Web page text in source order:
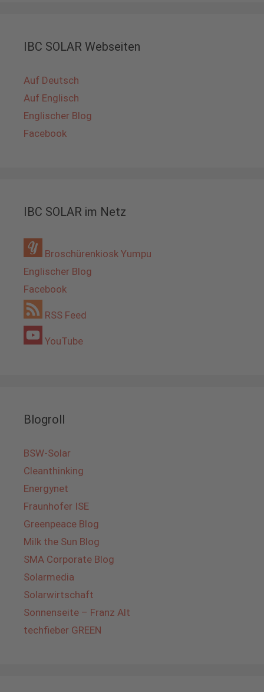
IBC SOLAR Webseiten
Auf Deutsch
Auf Englisch
Englischer Blog
Facebook
IBC SOLAR im Netz
Broschürenkiosk Yumpu
Englischer Blog
Facebook
RSS Feed
YouTube
Blogroll
BSW-Solar
Cleanthinking
Energynet
Fraunhofer ISE
Greenpeace Blog
Milk the Sun Blog
SMA Corporate Blog
Solarmedia
Solarwirtschaft
Sonnenseite – Franz Alt
techfieber GREEN